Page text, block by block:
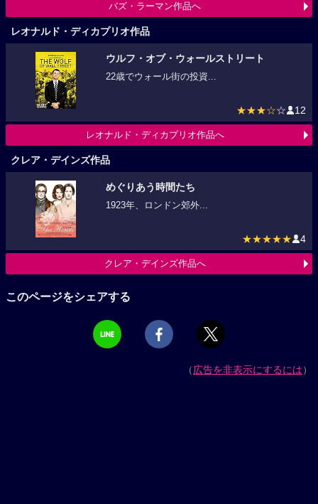
バズ・ラーマン作品へ
レオナルド・ディカプリオ作品
ウルフ・オブ・ウォールストリート
22歳でウォール街の投資...
★★★☆☆ 12
レオナルド・ディカプリオ作品へ
クレア・デインズ作品
めぐりあう時間たち
1923年、ロンドン郊外...
★★★★★ 4
クレア・デインズ作品へ
このページをシェアする
（広告を非表示にするには）